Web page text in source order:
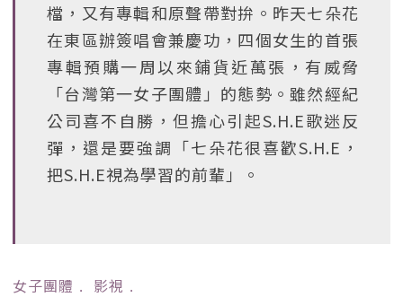
檔，又有專輯和原聲帶對拚。昨天七朵花
在東區辦簽唱會兼慶功，四個女生的首張
專輯預購一周以來鋪貨近萬張，有威脅
「台灣第一女子團體」的態勢。雖然經紀
公司喜不自勝，但擔心引起S.H.E歌迷反
彈，還是要強調「七朵花很喜歡S.H.E，
把S.H.E視為學習的前輩」。
女子團體 ﹒ 影視 ﹒